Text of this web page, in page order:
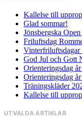
inlägg
Kallelse till
Glad sommar!
Jönsbergska
Friluftsdag
Vinterfriluftsdagar
God Jul och Gott
Orienteringsdag
Orienteringsdag
Träningskläder
Kallelse till
UTVALDA ARTIKLAR